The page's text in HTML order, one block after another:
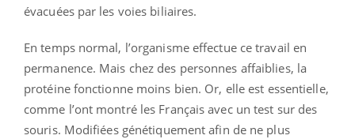
évacuées par les voies biliaires.
En temps normal, l’organisme effectue ce travail en
permanence. Mais chez des personnes affaiblies, la
protéine fonctionne moins bien. Or, elle est essentielle,
comme l’ont montré les Français avec un test sur des
souris. Modifiées génétiquement afin de ne plus